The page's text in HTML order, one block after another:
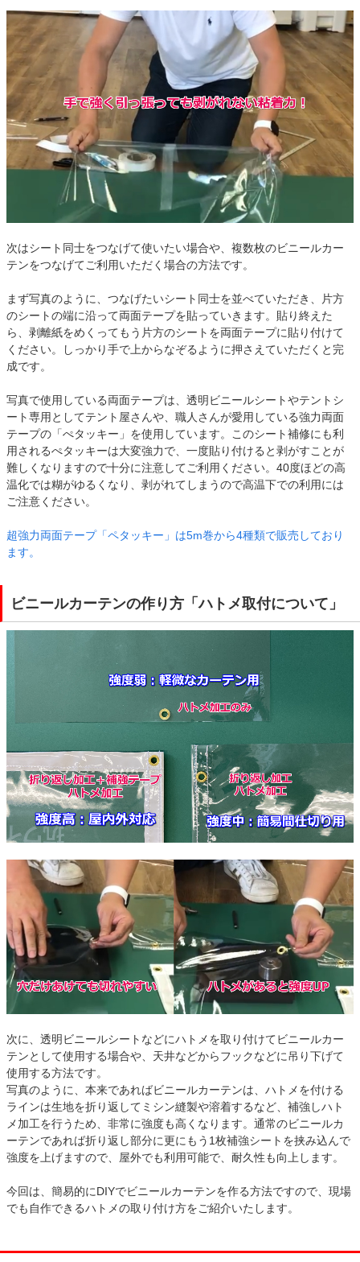
次はシート同士をつなげて使いたい場合や、複数枚のビニールカー
テンをつなげてご利用いただく場合の方法です。
まず写真のように、つなげたいシート同士を並べていただき、片方
のシートの端に沿って両面テープを貼っていきます。貼り終えた
ら、剥離紙をめくってもう片方のシートを両面テープに貼り付けて
ください。しっかり手で上からなぞるように押さえていただくと完
成です。
写真で使用している両面テープは、透明ビニールシートやテントシ
ート専用としてテント屋さんや、職人さんが愛用している強力両面
テープの「ぺタッキー」を使用しています。このシート補修にも利
用されるぺタッキーは大変強力で、一度貼り付けると剥がすことが
難しくなりますので十分に注意してご利用ください。40度ほどの高
温化では糊がゆるくなり、剥がれてしまうので高温下での利用には
ご注意ください。
超強力両面テープ「ペタッキー」は5m巻から4種類で販売しており
ます。
ビニールカーテンの作り方「ハトメ取付について」
次に、透明ビニールシートなどにハトメを取り付けてビニールカー
テンとして使用する場合や、天井などからフックなどに吊り下げて
使用する方法です。
写真のように、本来であればビニールカーテンは、ハトメを付ける
ラインは生地を折り返してミシン縫製や溶着するなど、補強しハト
メ加工を行うため、非常に強度も高くなります。通常のビニールカ
ーテンであれば折り返し部分に更にもう1枚補強シートを挟み込んで
強度を上げますので、屋外でも利用可能で、耐久性も向上します。
今回は、簡易的にDIYでビニールカーテンを作る方法ですので、現場
でも自作できるハトメの取り付け方をご紹介いたします。